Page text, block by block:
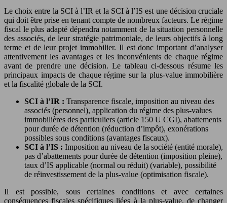
Le choix entre la SCI à l’IR et la SCI à l’IS est une décision cruciale
qui doit être prise en tenant compte de nombreux facteurs. Le régime
fiscal le plus adapté dépendra notamment de la situation personnelle
des associés, de leur stratégie patrimoniale, de leurs objectifs à long
terme et de leur projet immobilier. Il est donc important d’analyser
attentivement les avantages et les inconvénients de chaque régime
avant de prendre une décision. Le tableau ci-dessous résume les
principaux impacts de chaque régime sur la plus-value immobilière
et la fiscalité globale de la SCI.
SCI à l’IR : Transparence fiscale, imposition au niveau des
associés (personnel), application du régime des plus-values
immobilières des particuliers (article 150 U CGI), abattements
pour durée de détention (réduction d’impôt), exonérations
possibles sous conditions (avantages fiscaux).
SCI à l’IS : Imposition au niveau de la société (entité morale),
pas d’abattements pour durée de détention (imposition pleine),
taux d’IS applicable (normal ou réduit) (variable), possibilité
de réinvestissement de la plus-value (optimisation fiscale).
Il est possible, sous certaines conditions et avec certaines
conséquences fiscales spécifiques liées à la plus-value, de changer